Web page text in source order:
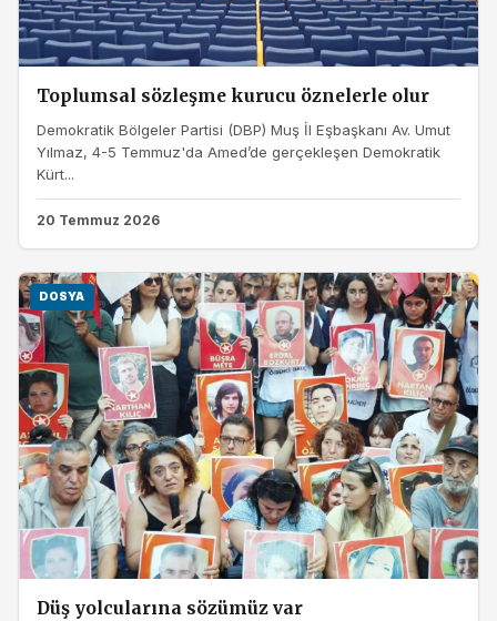
Toplumsal sözleşme kurucu öznelerle olur
Demokratik Bölgeler Partisi (DBP) Muş İl Eşbaşkanı Av. Umut
Yılmaz, 4-5 Temmuz'da Amed’de gerçekleşen Demokratik
Kürt...
20 Temmuz 2026
DOSYA
Düş yolcularına sözümüz var